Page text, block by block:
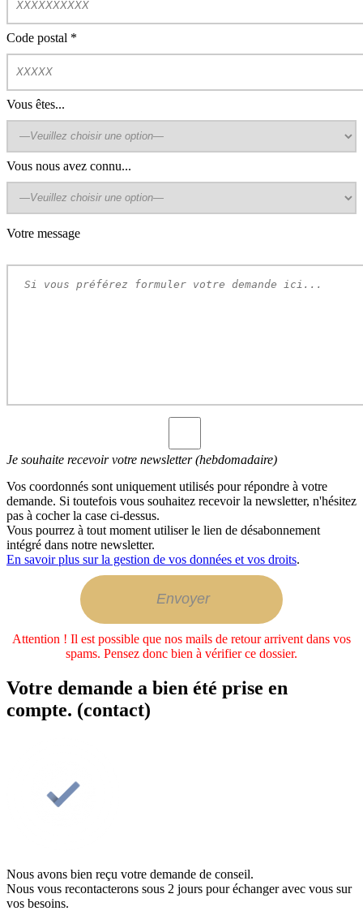
Code postal *
Vous êtes...
Vous nous avez connu...
Votre message
Je souhaite recevoir votre newsletter (hebdomadaire)
Vos coordonnés sont uniquement utilisés pour répondre à votre
demande. Si toutefois vous souhaitez recevoir la newsletter, n'hésitez
pas à cocher la case ci-dessus.
Vous pourrez à tout moment utiliser le lien de désabonnement
intégré dans notre newsletter.
En savoir plus sur la gestion de vos données et vos droits.
Attention ! Il est possible que nos mails de retour arrivent dans vos
spams. Pensez donc bien à vérifier ce dossier.
Votre demande a bien été prise en
compte. (contact)
Nous avons bien reçu votre demande de conseil.
Nous vous recontacterons sous 2 jours pour échanger avec vous sur
vos besoins.